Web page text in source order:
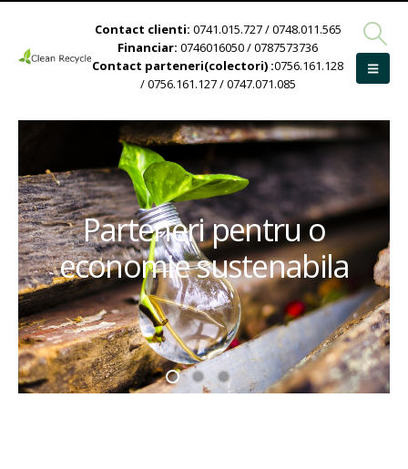
Contact clienti: 0741.015.727 / 0748.011.565
Financiar: 0746016050 / 0787573736
Contact parteneri(colectori) :0756.161.128
/ 0756.161.127 / 0747.071.085
Parteneri pentru o
economie sustenabila